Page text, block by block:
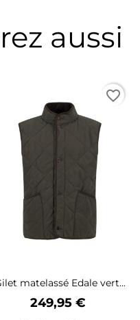
aussi
matelassé Edale vert...
Prix
249,95 €
favorite_border